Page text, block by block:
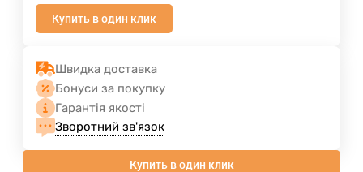
Купить в один клик
Швидка доставка
Бонуси за покупку
Гарантія якості
Зворотний зв'язок
Купить в один клик